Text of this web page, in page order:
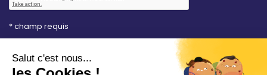
* champ requis